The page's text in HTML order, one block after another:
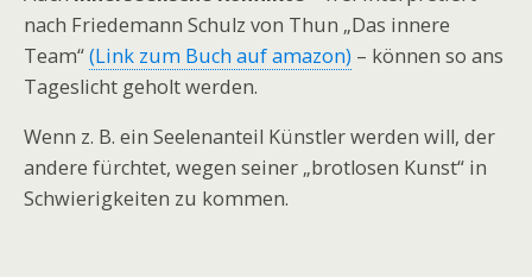
nach Friedemann Schulz von Thun „Das innere
Team“(Link zum Buch auf amazon) – können so ans
Tageslicht geholt werden.
Wenn z. B. ein Seelenanteil Künstler werden will, der
andere fürchtet, wegen seiner „brotlosen Kunst“ in
Schwierigkeiten zu kommen.